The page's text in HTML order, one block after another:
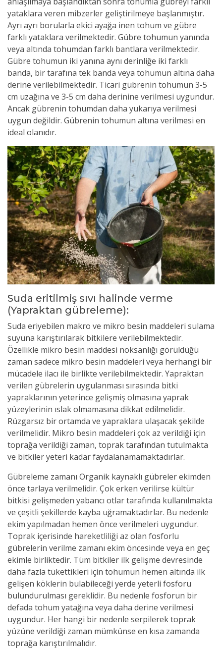
yataklara veren mibzerler geliştirilmeye başlanmıştır.
Ayrı ayrı borularla ekici ayağa inen tohum ve gübre
farklı yataklara verilmektedir. Gübre tohumun yanında
veya altında tohumdan farklı bantlara verilmektedir.
Gübre tohumun iki yanına aynı derinliğe iki farklı
banda, bir tarafına tek banda veya tohumun altına daha
derine verilebilmektedir. Ticari gübrenin tohumun 3-5
cm uzağına ve 3-5 cm daha derinine verilmesi uygundur.
Ancak gübrenin tohumdan daha yukarıya verilmesi
uygun değildir. Gübrenin tohumun altına verilmesi en
ideal olanıdır.
Suda eritilmiş sıvı halinde verme
(Yapraktan gübreleme):
Suda eriyebilen makro ve mikro besin maddeleri sulama
suyuna karıştırılarak bitkilere verilebilmektedir.
Özellikle mikro besin maddesi noksanlığı görüldüğü
zaman sadece mikro besin maddeleri veya herhangi bir
mücadele ilacı ile birlikte verilebilmektedir. Yapraktan
verilen gübrelerin uygulanması sırasında bitki
yapraklarının yeterince gelişmiş olmasına yaprak
yüzeylerinin ıslak olmamasına dikkat edilmelidir.
Rüzgarsız bir ortamda ve yapraklara ulaşacak şekilde
verilmelidir. Mikro besin maddeleri çok az verildiği için
toprağa verildiği zaman, toprak tarafından tutulmakta
ve bitkiler yeteri kadar faydalanamamaktadırlar.
Gübreleme zamanı Organik kaynaklı gübreler ekimden
önce tarlaya verilmelidir. Çok erken verilirse kültür
bitkisi gelişmeden yabancı otlar tarafında kullanılmakta
ve çeşitli şekillerde kayba uğramaktadırlar. Bu nedenle
ekim yapılmadan hemen önce verilmeleri uygundur.
Toprak içerisinde hareketliliği az olan fosforlu
gübrelerin verilme zamanı ekim öncesinde veya en geç
ekimle birliktedir. Tüm bitkiler ilk gelişme devresinde
daha fazla tükettikleri için tohumun hemen altında ilk
gelişen köklerin bulabileceği yerde yeterli fosforu
bulundurulması gereklidir. Bu nedenle fosforun bir
defada tohum yatağına veya daha derine verilmesi
uygundur. Her hangi bir nedenle serpilerek toprak
yüzüne verildiği zaman mümkünse en kısa zamanda
toprağa karıştırılmalıdır.